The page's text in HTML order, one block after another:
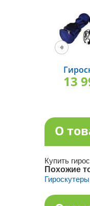
13
О
Купить
Похожие
Гироскутеры